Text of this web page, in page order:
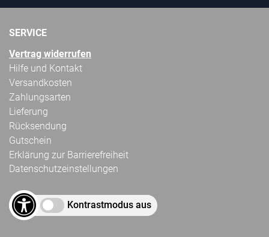
SERVICE
Vertrag widerrufen
Hilfe und Kontakt
Versandkosten
Zahlungsarten
Lieferung
Rücksendung
Gutschein
Erklärung zur Barrierefreiheit
Datenschutzeinstellungen
Kontrastmodus aus